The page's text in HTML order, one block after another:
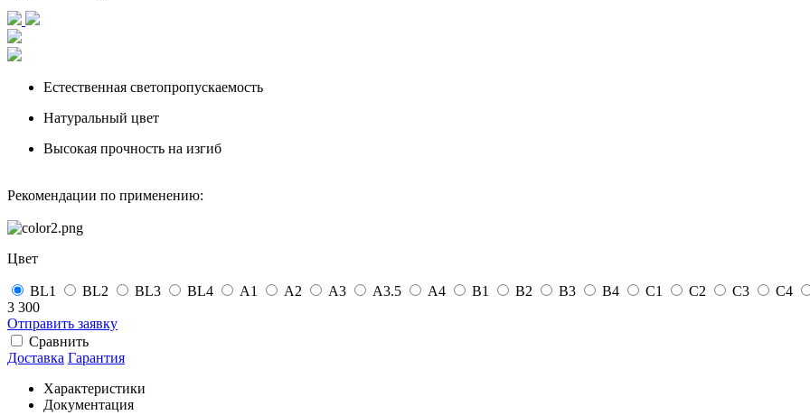
Естественная светопропускаемость
Натуральный цвет
Высокая прочность на изгиб
Рекомендации по применению:
Цвет
BL1 BL2 BL3 BL4 А1 А2 А3 А3.5 А4 B1 B2 B3 B4 С1 С2 С3 С4
3 300
Отправить заявку
Сравнить
Доставка Гарантия
Характеристики
Документация